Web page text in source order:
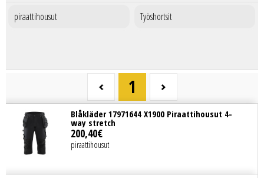
piraattihousut Työshortsit
1
Blåkläder 17971644 X1900 Piraattihousut 4-
way stretch
200,40€
piraattihousut